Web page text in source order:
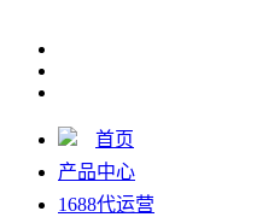
首页
产品中心
1688代运营